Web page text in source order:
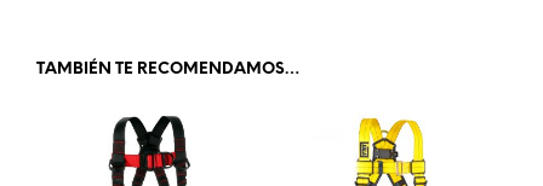
TAMBIÉN TE RECOMENDAMOS…